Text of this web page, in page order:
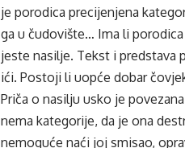
je porodica precijenjena
ga u čudovište… Ima li
jeste nasilje. Tekst i predstava
ići. Postoji li uopće dobar
Priča o nasilju usko je
nema kategorije, da je ona
nemoguće naći joj smisao,